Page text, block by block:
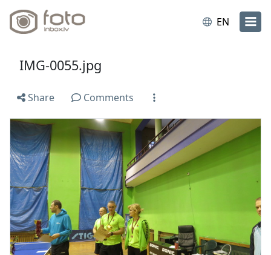
EN
IMG-0055.jpg
Share Comments